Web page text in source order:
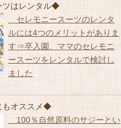
はレンタル◆
セレモニースーツのレンタ
ルには4つのメリットがありま
す⇒卒入園、ママのセレモニ
ースーツをレンタルで検討し
ました
もオススメ◆
100％自然原料のサジーとい